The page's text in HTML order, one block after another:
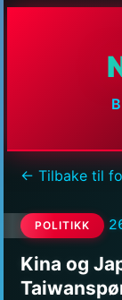
← Tilbake til
POLITIKK
Kina og